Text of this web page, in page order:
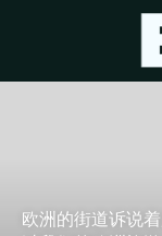
欧洲的街道诉说